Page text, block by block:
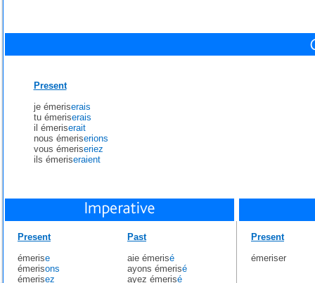
Present
je émeriserais
tu émeriserais
il émeriserait
nous émeriserions
vous émeriseriez
ils émeriseraient
Present
émerise
émerisons
émerisez
Past
aie émerisé
ayons émerisé
ayez émerisé
Present
émeriser